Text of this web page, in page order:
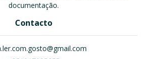
documentação.
Contacto